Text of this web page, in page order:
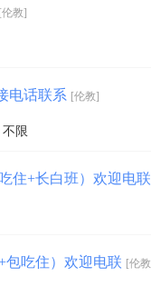
[伦教]
电话联系 [伦教]
不限
住+长白班）欢迎电联
包吃住）欢迎电联 [伦